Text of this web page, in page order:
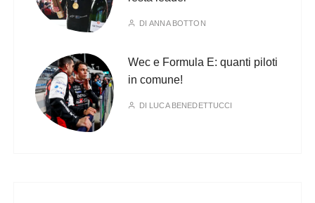
DIANNA BOTTON
Wec e Formula E: quanti piloti
in comune!
DI LUCA BENEDETTUCCI